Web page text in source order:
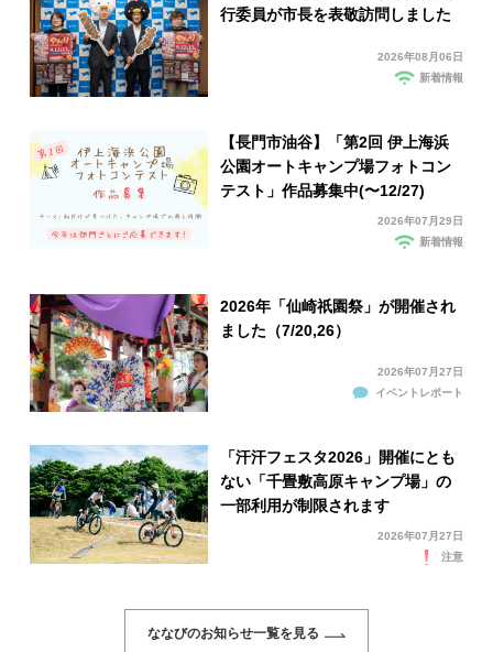
行委員が市長を表敬訪問しました
2026年08月06日
新着情報
【長門市油谷】「第2回 伊上海浜
公園オートキャンプ場フォトコン
テスト」作品募集中(〜12/27)
2026年07月29日
新着情報
2026年「仙崎祇園祭」が開催され
ました（7/20,26）
2026年07月27日
イベントレポート
「汗汗フェスタ2026」開催にとも
ない「千畳敷高原キャンプ場」の
一部利用が制限されます
2026年07月27日
注意
ななびのお知らせ一覧を見る